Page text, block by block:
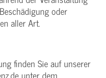
oder
aller Art.
finden Sie auf unserer